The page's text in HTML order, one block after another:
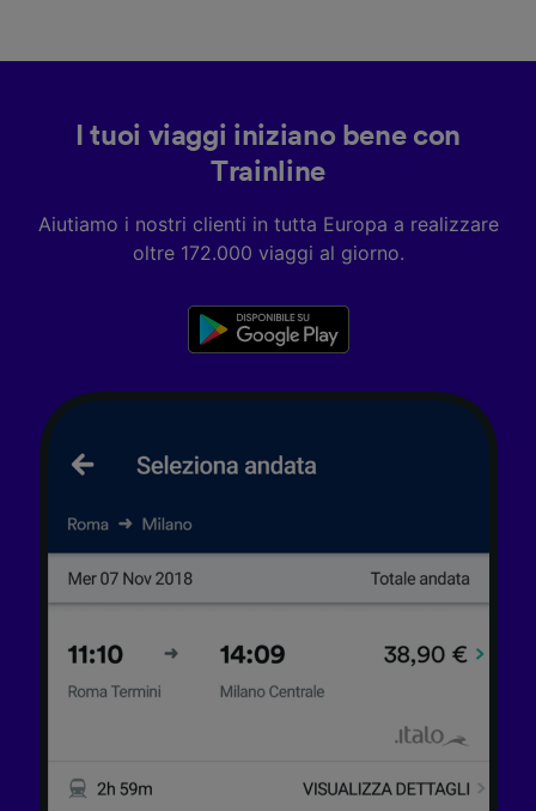
I tuoi viaggi iniziano bene con
Trainline
Aiutiamo i nostri clienti in tutta Europa a realizzare
oltre 172.000 viaggi al giorno.
dei contenuti e degli annunci, ricerche sul
pubblico, sviluppo di servizi.